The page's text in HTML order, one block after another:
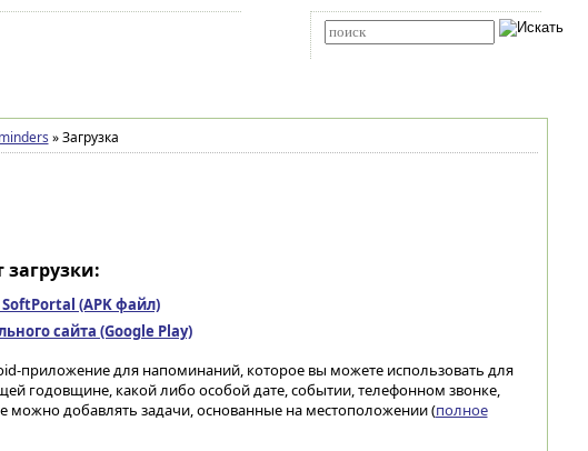
»Загрузка
(APK файл)
сайта (Google Play)
приложение для напоминаний, которое вы можете использовать для
годовщине, какой либо особой дате, событии, телефонном звонке,
можно добавлять задачи, основанные на местоположении (полное